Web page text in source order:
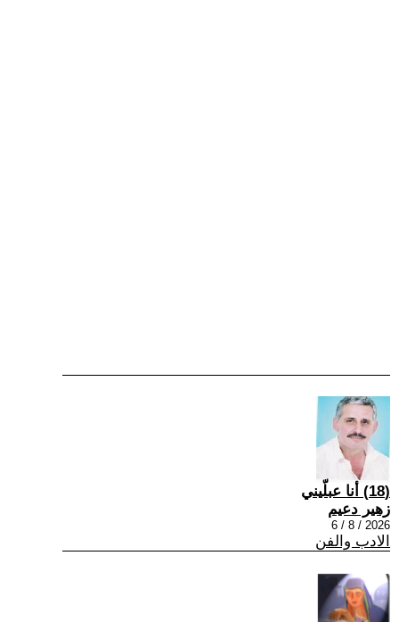
(18) أنا عبلّيني
زهير دعيم
2026 / 8 / 6
الادب والفن